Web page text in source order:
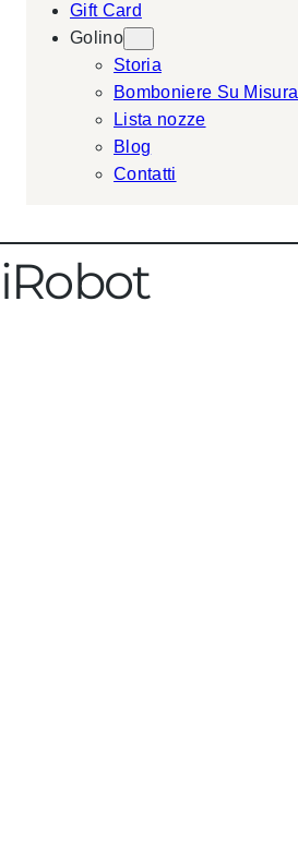
Gift Card
Golino
Storia
Bomboniere Su Misura
Lista nozze
Blog
Contatti
iRobot